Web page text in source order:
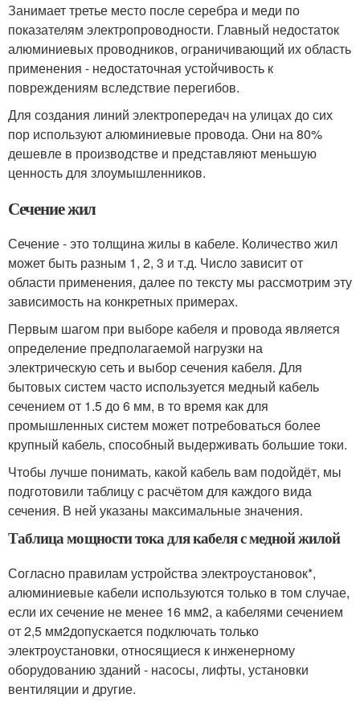
Занимает третье место после серебра и меди по
показателям электропроводности. Главный недостаток
алюминиевых проводников, ограничивающий их область
применения - недостаточная устойчивость к
повреждениям вследствие перегибов.
Для создания линий электропередач на улицах до сих
пор используют алюминиевые провода. Они на 80%
дешевле в производстве и представляют меньшую
ценность для злоумышленников.
Сечение жил
Сечение - это толщина жилы в кабеле. Количество жил
может быть разным 1, 2, 3 и т.д. Число зависит от
области применения, далее по тексту мы рассмотрим эту
зависимость на конкретных примерах.
Первым шагом при выборе кабеля и провода является
определение предполагаемой нагрузки на
электрическую сеть и выбор сечения кабеля. Для
бытовых систем часто используется медный кабель
сечением от 1.5 до 6 мм, в то время как для
промышленных систем может потребоваться более
крупный кабель, способный выдерживать большие токи.
Чтобы лучше понимать, какой кабель вам подойдёт, мы
подготовили таблицу с расчётом для каждого вида
сечения. В ней указаны максимальные значения.
Таблица мощности тока для кабеля с медной жилой
Согласно правилам устройства электроустановок*,
алюминиевые кабели используются только в том случае,
если их сечение не менее 16 мм2, а кабелями сечением
от 2,5 мм2допускается подключать только
электроустановки, относящиеся к инженерному
оборудованию зданий - насосы, лифты, установки
вентиляции и другие.